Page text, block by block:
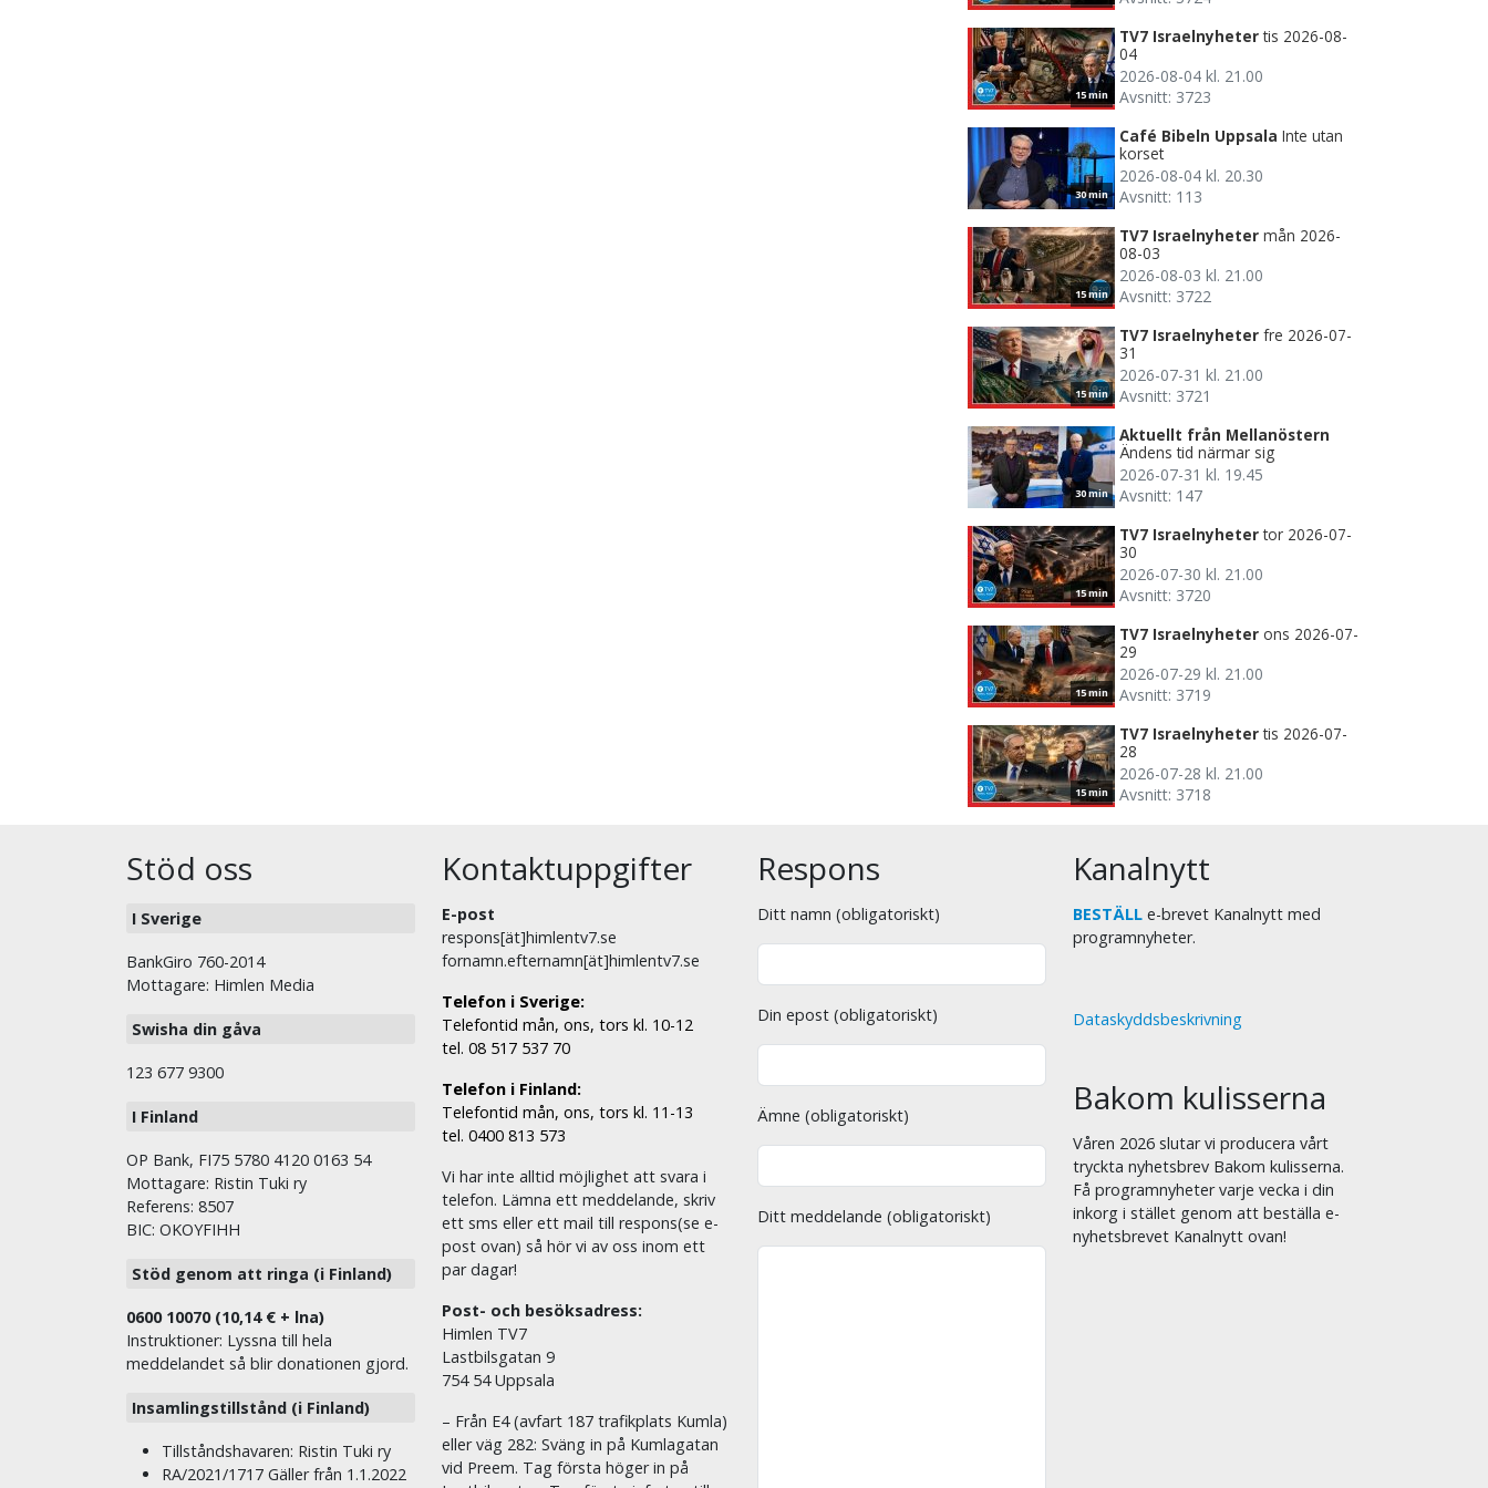
15 min
TV7 Israelnyheter tis 2026-08-
04
2026-08-04 kl. 21.00
Avsnitt: 3723
30 min
Café Bibeln Uppsala Inte utan
korset
2026-08-04 kl. 20.30
Avsnitt: 113
15 min
TV7 Israelnyheter mån 2026-
08-03
2026-08-03 kl. 21.00
Avsnitt: 3722
15 min
TV7 Israelnyheter fre 2026-07-
31
2026-07-31 kl. 21.00
Avsnitt: 3721
30 min
Aktuellt från Mellanöstern
Ändens tid närmar sig
2026-07-31 kl. 19.45
Avsnitt: 147
15 min
TV7 Israelnyheter tor 2026-07-
30
2026-07-30 kl. 21.00
Avsnitt: 3720
15 min
TV7 Israelnyheter ons 2026-07-
29
2026-07-29 kl. 21.00
Avsnitt: 3719
15 min
TV7 Israelnyheter tis 2026-07-
28
2026-07-28 kl. 21.00
Avsnitt: 3718
Stöd oss
I Sverige
BankGiro 760-2014
Mottagare: Himlen Media
Swisha din gåva
123 677 9300
I Finland
OP Bank, FI75 5780 4120 0163 54
Mottagare: Ristin Tuki ry
Referens: 8507
BIC: OKOYFIHH
Stöd genom att ringa (i Finland)
0600 10070 (10,14 € + lna)
Instruktioner: Lyssna till hela
meddelandet så blir donationen gjord.
Insamlingstillstånd (i Finland)
Tillståndshavaren: Ristin Tuki ry
RA/2021/1717 Gäller från 1.1.2022
Kontaktuppgifter
E-post
respons[ät]himlentv7.se
fornamn.efternamn[ät]himlentv7.se
Telefon i Sverige:
Telefontid mån, ons, tors kl. 10-12
tel. 08 517 537 70
Telefon i Finland:
Telefontid mån, ons, tors kl. 11-13
tel. 0400 813 573
Vi har inte alltid möjlighet att svara i
telefon. Lämna ett meddelande, skriv
ett sms eller ett mail till respons(se e-
post ovan) så hör vi av oss inom ett
par dagar!
Post- och besöksadress:
Himlen TV7
Lastbilsgatan 9
754 54 Uppsala
– Från E4 (avfart 187 trafikplats Kumla)
eller väg 282: Sväng in på Kumlagatan
vid Preem. Tag första höger in på
Respons
Ditt namn (obligatoriskt)
Din epost (obligatoriskt)
Ämne (obligatoriskt)
Ditt meddelande (obligatoriskt)
Kanalnytt
BESTÄLL e-brevet Kanalnytt med
programnyheter.
Dataskyddsbeskrivning
Bakom kulisserna
Våren 2026 slutar vi producera vårt
tryckta nyhetsbrev Bakom kulisserna.
Få programnyheter varje vecka i din
inkorg i stället genom att beställa e-
nyhetsbrevet Kanalnytt ovan!